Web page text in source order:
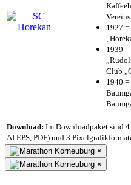
1927
1939
Club
1940
Download: Im Downloadpaket sind
AI EPS, PDF) und 3
×
×